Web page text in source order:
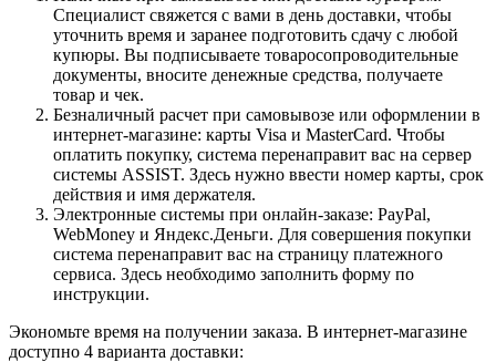
Специалист свяжется с вами в день доставки, чтобы
уточнить время и заранее подготовить сдачу с любой
купюры. Вы подписываете товаросопроводительные
документы, вносите денежные средства, получаете
товар и чек.
Безналичный расчет при самовывозе или оформлении в
интернет-магазине: карты Visa и MasterCard. Чтобы
оплатить покупку, система перенаправит вас на сервер
системы ASSIST. Здесь нужно ввести номер карты, срок
действия и имя держателя.
Электронные системы при онлайн-заказе: PayPal,
WebMoney и Яндекс.Деньги. Для совершения покупки
система перенаправит вас на страницу платежного
сервиса. Здесь необходимо заполнить форму по
инструкции.
Экономьте время на получении заказа. В интернет-магазине
доступно 4 варианта доставки: